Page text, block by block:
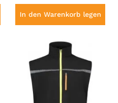
In den Warenkorb legen